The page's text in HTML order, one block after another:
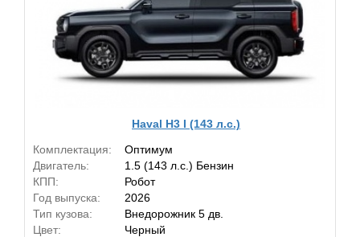
Haval H3 I (143 л.с.)
Комплектация:
Оптимум
Двигатель:
1.5 (143 л.с.) Бензин
КПП:
Робот
Год выпуска:
2026
Тип кузова:
Внедорожник 5 дв.
Цвет:
Черный